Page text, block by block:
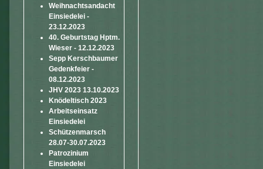
Weihnachtsandacht
Einsiedelei -
23.12.2023
40. Geburtstag Hptm.
Wieser - 12.12.2023
Sepp Kerschbaumer
Gedenkfeier -
08.12.2023
JHV 2023 13.10.2023
Knödeltisch 2023
Arbeitseinsatz
Einsiedelei
Schützenmarsch
28.07-30.07.2023
Patrozinium
Einsiedelei